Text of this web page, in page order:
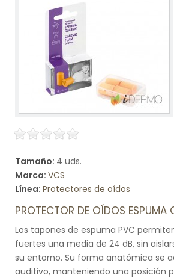
Tamaño: 4 uds.
Marca: VCS
Línea: Protectores de oídos
PROTECTOR DE OÍDOS ESPUMA
Los tapones de espuma PVC
fuertes una media de 24 dB, sin
su entorno. Su forma anatómica se
auditivo, manteniendo una posición